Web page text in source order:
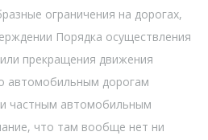
ограничения на дорогах,
Порядка осуществления
прекращения движения
автомобильным дорогам
частным автомобильным
что там вообще нет ни